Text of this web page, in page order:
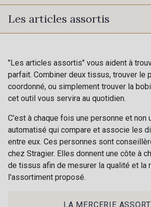
16 mm
40 mm
70 mm
725 - 725 Noir
30 - 30 Silver 401 -
405 - 405 Porcelaine
23 -
09 - 09 Crème
Les articles assortis
"Les articles assortis" vous aident à
parfait. Combiner deux tissus, trouver le
coordonné, ou simplement trouver la
cet outil vous servira au quotidien.
C'est à chaque fois une personne et non
automatisé qui compare et associe les
entre eux. Ces personnes sont
chez Stragier. Elles donnent une côte à
de tissus afin de mesurer la qualité et la
l'assortiment proposé.
LA MERCERIE